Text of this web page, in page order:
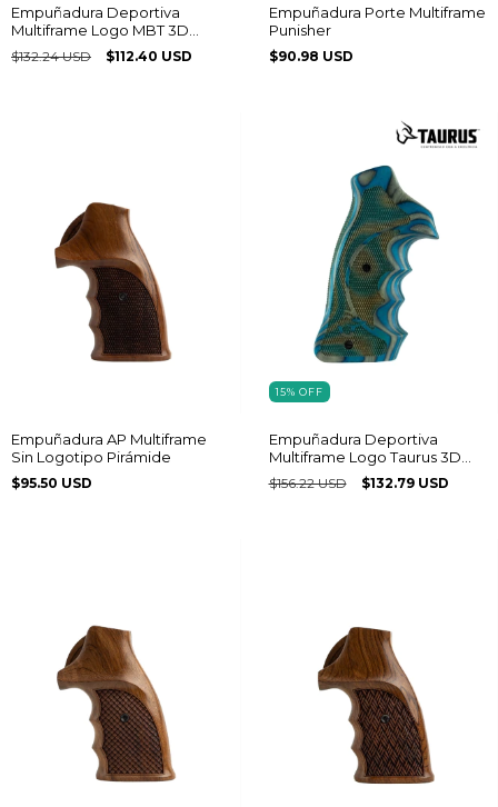
Empuñadura Deportiva
Multiframe Logo MBT 3D
Laminado
$132.24 USD $112.40 USD
Empuñadura Porte Multiframe
Punisher
$90.98 USD
Empuñadura AP Multiframe
Sin Logotipo Pirámide
$95.50 USD
15% OFF
Empuñadura Deportiva
Multiframe Logo Taurus 3D
Laminado
$156.22 USD $132.79 USD